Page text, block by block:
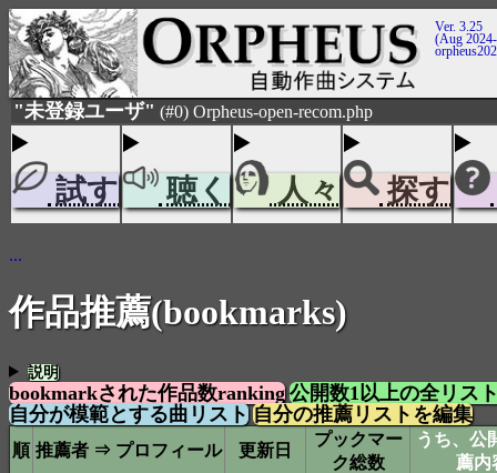
Ver. 3.25
(Aug
"未登録ユーザ" (#0) Orpheus-open-recom.php
試す 聴く 人々 探す
...
作品推薦(bookmarks)
説明
bookmarkされた作品数ranking 公開数1以上の全リス
自分が模範とする曲リスト 自分の推薦リストを編集
順 推薦者 ⇒ プロフィール 更新日
プックマー
ク総数
うち、公
薦内